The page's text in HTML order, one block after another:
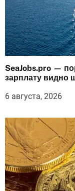
SeaJobs.pro —
зарплату видно
6 августа, 2026